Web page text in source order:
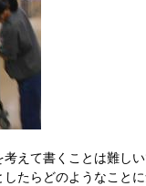
えて書くことは難し
たらどのようなこと